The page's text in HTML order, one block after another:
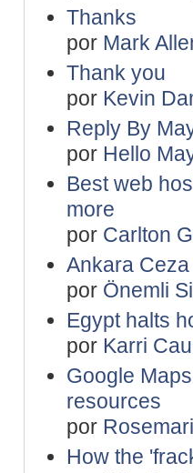
Thanks
por Mark
Thank you
por Kevin
Reply By
por Hello
Best web
more
por Carlton
Ankara Ceza
por Önemli
Egypt halts
por Karri
Google
resources
por
How the